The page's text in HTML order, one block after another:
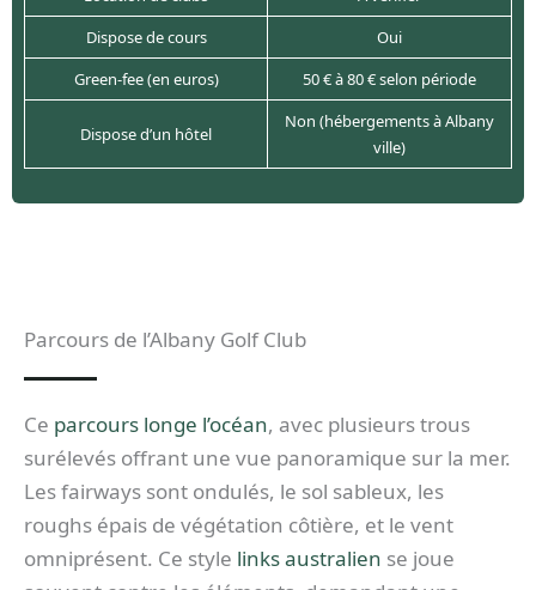
Dispose de cours
Oui
Green-fee (en euros)
50 € à 80 € selon période
Dispose d’un hôtel
Non (hébergements à Albany
ville)
Parcours de l’Albany Golf Club
Ce parcours longe l’océan, avec plusieurs trous
surélevés offrant une vue panoramique sur la mer.
Les fairways sont ondulés, le sol sableux, les
roughs épais de végétation côtière, et le vent
omniprésent. Ce style links australien se joue